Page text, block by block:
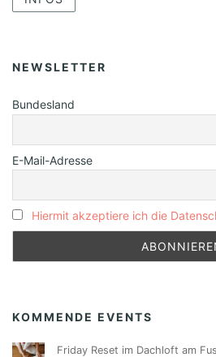
NEWSLETTER
Bundesland
E-Mail-Adresse
Hiermit akzeptiere ich die
KOMMENDE EVENTS
Friday Reset im Dachloft am